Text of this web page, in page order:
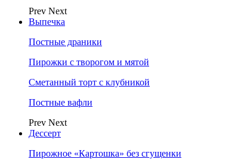
Prev Next
Выпечка
Постные драники
Пирожки с творогом и мятой
Сметанный торт с клубникой
Постные вафли
Prev Next
Дессерт
Пирожное «Картошка» без сгущенки